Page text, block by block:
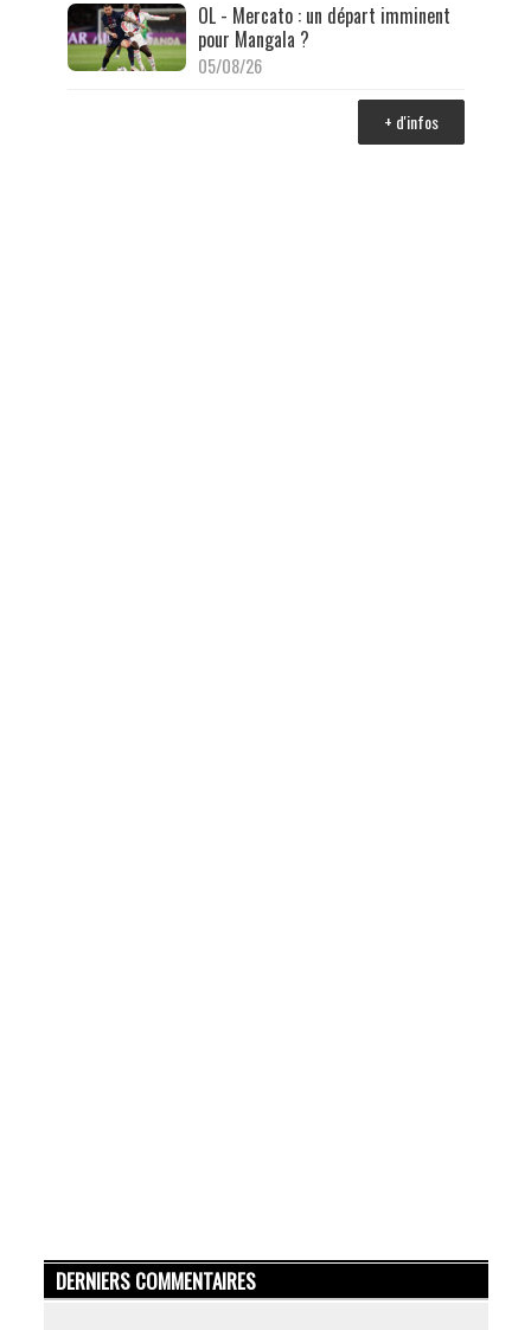
OL - Mercato : un départ imminent
pour Mangala ?
05/08/26
+ d'infos
DERNIERS COMMENTAIRES